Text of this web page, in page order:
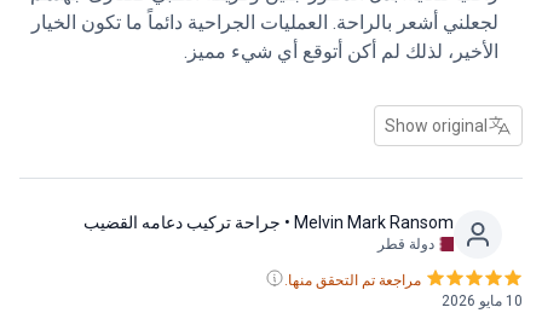
بطرح أكبر عدد ممكن من الأسئلة وإجراء بحثها الخاص.
مرتاحة وثقي بجراحك.
أشعر بالراحة. العمليات الجراحية دائماً ما تكون الخيار
لذلك لم أكن أتوقع أي شيء مميز.
Show original
Melvin Mark Ransom • جراحة تركيب دعامه القضيب
دولة قطر
مراجعة تم التحقق منها.